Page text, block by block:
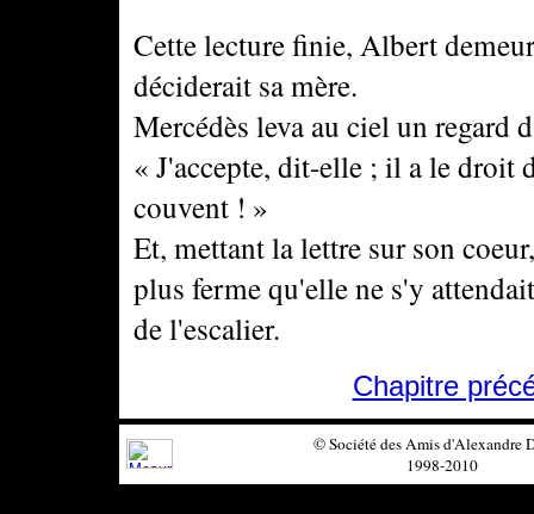
Cette lecture finie, Albert
déciderait sa mère.
Mercédès leva au ciel un regard
« J'accepte, dit-elle ; il a le droit
couvent ! »
Et, mettant la lettre sur son
plus ferme qu'elle ne s'y
de l'escalier.
Chapitre
© Société des Amis d'Alexandre
1998-2010